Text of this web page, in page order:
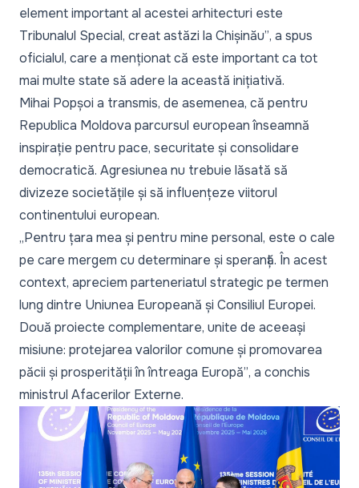
element important al acestei arhitecturi este
Tribunalul Special, creat astăzi la Chișinău”, a spus
oficialul, care a menționat că este important ca tot
mai multe state să adere la această inițiativă.
Mihai Popșoi a transmis, de asemenea, că pentru
Republica Moldova parcursul european înseamnă
inspirație pentru pace, securitate și consolidare
democratică. Agresiunea nu trebuie lăsată să
divizeze societățile și să influențeze viitorul
continentului european.
„Pentru țara mea și pentru mine personal, este o cale
pe care mergem cu determinare și speranță. În acest
context, apreciem parteneriatul strategic pe termen
lung dintre Uniunea Europeană și Consiliul Europei.
Două proiecte complementare, unite de aceeași
misiune: protejarea valorilor comune și promovarea
păcii și prosperității în întreaga Europă”, a conchis
ministrul Afacerilor Externe.